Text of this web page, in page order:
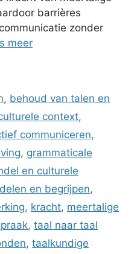
barrières
zonder
meer
, behoud van talen en
context,
communiceren,
, grammaticale
en culturele
en begrijpen,
, kracht, meertalige
, taal naar taal
, taalkundige